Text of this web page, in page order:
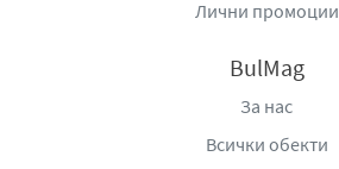
Лични промоции
BulMag
За нас
Всички обекти